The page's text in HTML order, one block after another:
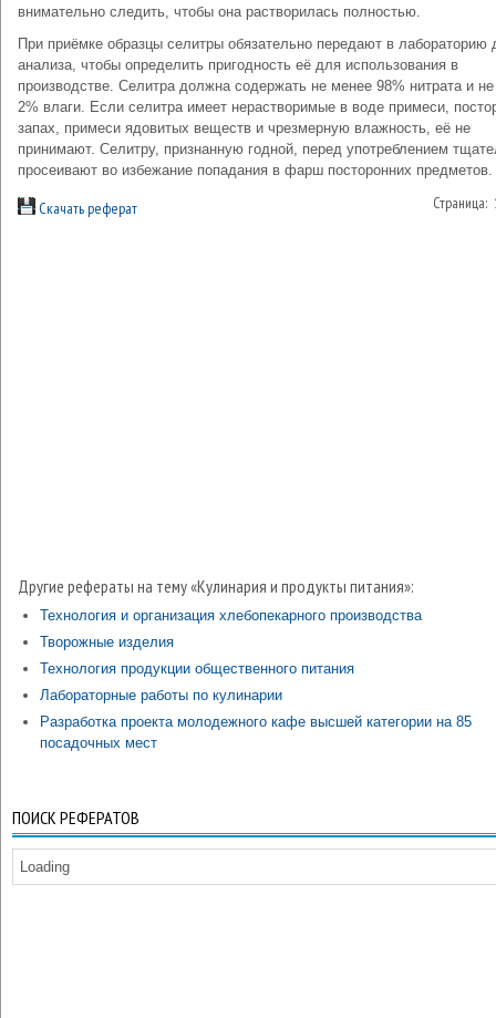
внимательно следить, чтобы она растворилась полностью.
При приёмке образцы селитры обязательно передают в лабораторию
анализа, чтобы определить пригодность её для использования в
производстве. Селитра должна содержать не менее 98% нитрата и
2% влаги. Если селитра имеет нерастворимые в воде примеси,
запах, примеси ядовитых веществ и чрезмерную влажность, её не
принимают. Селитру, признанную годной, перед употреблением
просеивают во избежание попадания в фарш посторонних предметов.
Скачать реферат
Другие рефераты на тему «Кулинария и продукты питания»:
Технология и организация хлебопекарного производства
Творожные изделия
Технология продукции общественного питания
Лабораторные работы по кулинарии
Разработка проекта молодежного кафе высшей категории на 85
посадочных мест
ПОИСК РЕФЕРАТОВ
Loading